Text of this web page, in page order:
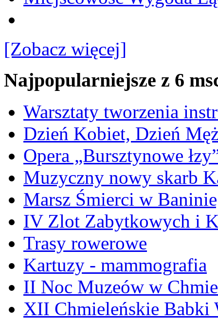
[Zobacz więcej]
Najpopularniejsze z 6
Warsztaty tworzenia
Dzień Kobiet, Dzień
Opera „Bursztynowe
Muzyczny nowy skarb
Marsz Śmierci w
IV Zlot Zabytkowych i
Trasy rowerowe
Kartuzy - mammografia
II Noc Muzeów w
XII Chmieleńskie Babki